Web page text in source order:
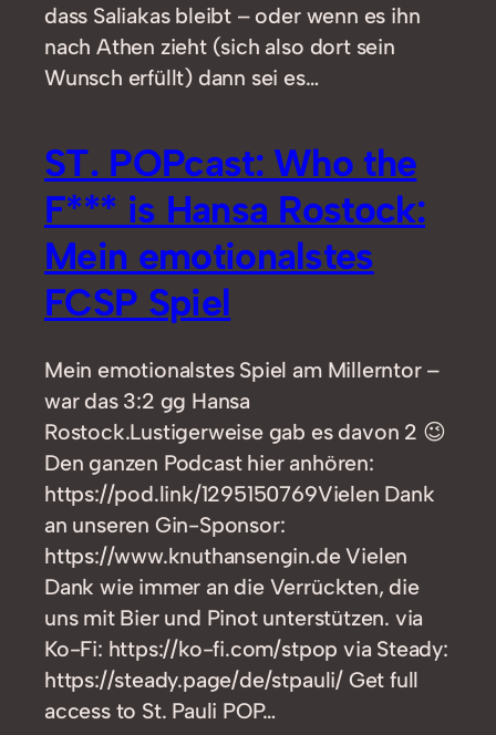
dass Saliakas bleibt – oder wenn es ihn
nach Athen zieht (sich also dort sein
Wunsch erfüllt) dann sei es…
ST. POPcast: Who the
F*** is Hansa Rostock:
Mein emotionalstes
FCSP Spiel
Mein emotionalstes Spiel am Millerntor –
war das 3:2 gg Hansa
Rostock.Lustigerweise gab es davon 2 😉
Den ganzen Podcast hier anhören:
https://pod.link/1295150769Vielen Dank
an unseren Gin-Sponsor:
https://www.knuthansengin.de Vielen
Dank wie immer an die Verrückten, die
uns mit Bier und Pinot unterstützen. via
Ko-Fi: https://ko-fi.com/stpop via Steady:
https://steady.page/de/stpauli/ Get full
access to St. Pauli POP…